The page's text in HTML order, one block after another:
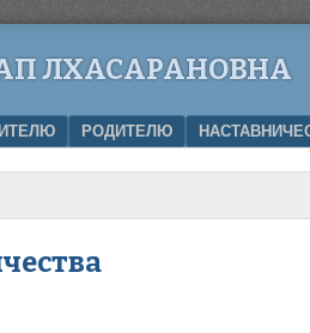
ЛХАСАРАНОВНА
РОДИТЕЛЮ